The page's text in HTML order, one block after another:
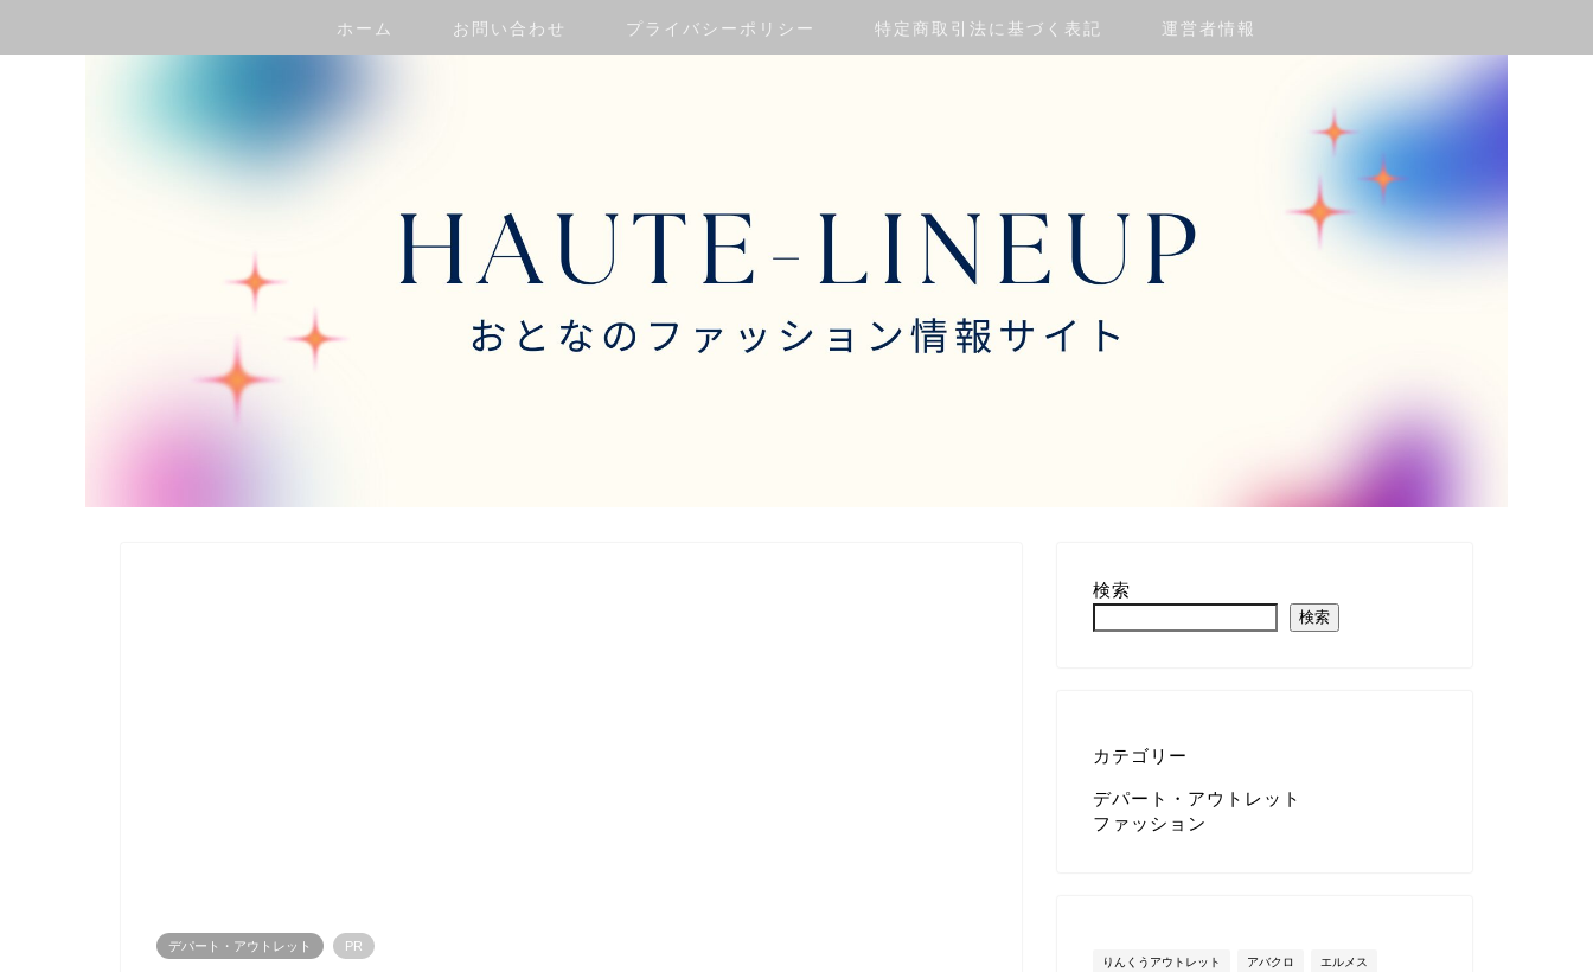
ホーム お問い合わせ プライバシーポリシー 特定商取引法に基づく表記 運営者情報
デパート・アウトレット PR
検索
検索
カテゴリー
デパート・アウトレット
ファッション
りんくうアウトレット アバクロ エルメス